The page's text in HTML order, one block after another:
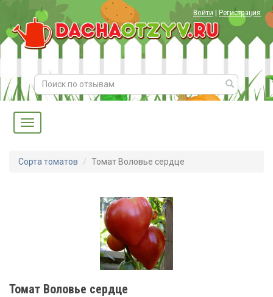
Войти | Регистрация
Сорта томатов Томат Воловье сердце
Томат Воловье сердце